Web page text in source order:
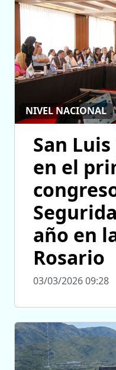
NIVEL NACIONAL
San
en el
año en
Rosario
03/03/2026 09:28